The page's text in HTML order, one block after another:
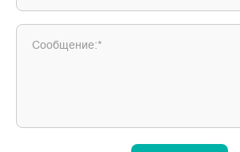
Сообщение:*